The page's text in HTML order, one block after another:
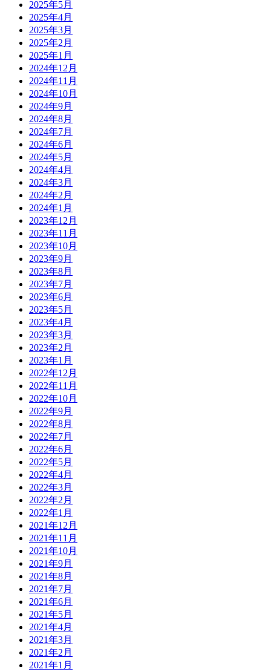
2025年5月
2025年4月
2025年3月
2025年2月
2025年1月
2024年12月
2024年11月
2024年10月
2024年9月
2024年8月
2024年7月
2024年6月
2024年5月
2024年4月
2024年3月
2024年2月
2024年1月
2023年12月
2023年11月
2023年10月
2023年9月
2023年8月
2023年7月
2023年6月
2023年5月
2023年4月
2023年3月
2023年2月
2023年1月
2022年12月
2022年11月
2022年10月
2022年9月
2022年8月
2022年7月
2022年6月
2022年5月
2022年4月
2022年3月
2022年2月
2022年1月
2021年12月
2021年11月
2021年10月
2021年9月
2021年8月
2021年7月
2021年6月
2021年5月
2021年4月
2021年3月
2021年2月
2021年1月